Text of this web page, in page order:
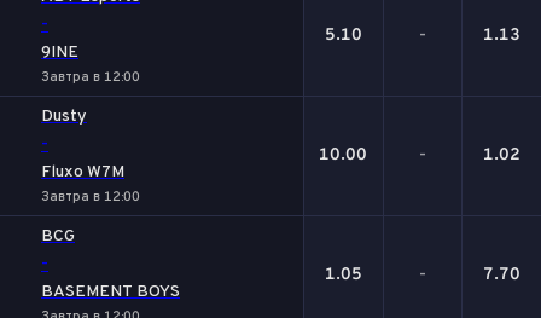
-
9INE
Завтра в 12:00
5.10 - 1.13
Dusty
-
Fluxo W7M
Завтра в 12:00
10.00 - 1.02
BCG
-
BASEMENT BOYS
1.05 - 7.70